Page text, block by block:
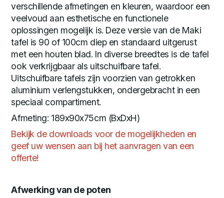
verschillende afmetingen en kleuren, waardoor een
veelvoud aan esthetische en functionele
oplossingen mogelijk is. Deze versie van de Maki
tafel is 90 of 100cm diep en standaard uitgerust
met een houten blad. In diverse breedtes is de tafel
ook verkrijgbaar als uitschuifbare tafel.
Uitschuifbare tafels zijn voorzien van getrokken
aluminium verlengstukken, ondergebracht in een
speciaal compartiment.
Afmeting: 189x90x75cm (BxDxH)
Bekijk de downloads voor de mogelijkheden en
geef uw wensen aan bij het aanvragen van een
offerte!
Afwerking van de poten